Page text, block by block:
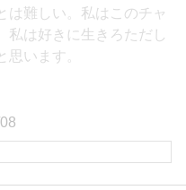
は難しい。私はこのチャ
私は好きに生きろただし
思います。